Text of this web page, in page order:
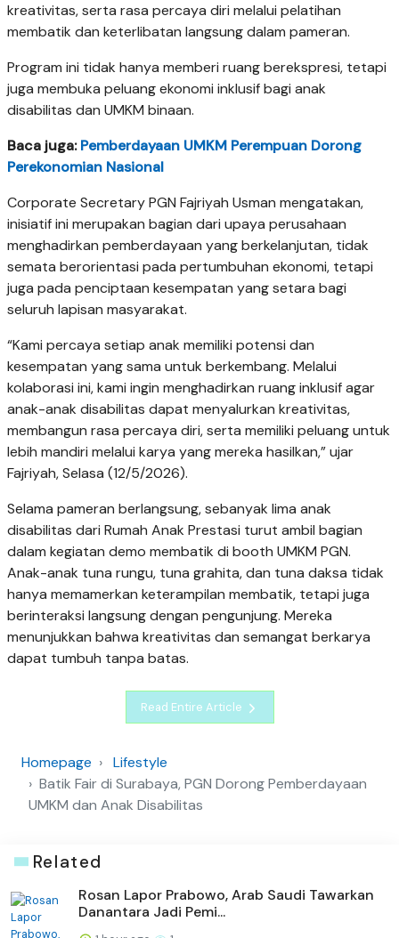
kreativitas, serta rasa percaya diri melalui pelatihan
membatik dan keterlibatan langsung dalam pameran.
Program ini tidak hanya memberi ruang berekspresi, tetapi
juga membuka peluang ekonomi inklusif bagi anak
disabilitas dan UMKM binaan.
Baca juga:Pemberdayaan UMKM Perempuan Dorong
Perekonomian Nasional
Corporate Secretary PGN Fajriyah Usman mengatakan,
inisiatif ini merupakan bagian dari upaya perusahaan
menghadirkan pemberdayaan yang berkelanjutan, tidak
semata berorientasi pada pertumbuhan ekonomi, tetapi
juga pada penciptaan kesempatan yang setara bagi
seluruh lapisan masyarakat.
“Kami percaya setiap anak memiliki potensi dan
kesempatan yang sama untuk berkembang. Melalui
kolaborasi ini, kami ingin menghadirkan ruang inklusif agar
anak-anak disabilitas dapat menyalurkan kreativitas,
membangun rasa percaya diri, serta memiliki peluang untuk
lebih mandiri melalui karya yang mereka hasilkan,” ujar
Fajriyah, Selasa (12/5/2026).
Selama pameran berlangsung, sebanyak lima anak
disabilitas dari Rumah Anak Prestasi turut ambil bagian
dalam kegiatan demo membatik di booth UMKM PGN.
Anak-anak tuna rungu, tuna grahita, dan tuna daksa tidak
hanya memamerkan keterampilan membatik, tetapi juga
berinteraksi langsung dengan pengunjung. Mereka
menunjukkan bahwa kreativitas dan semangat berkarya
dapat tumbuh tanpa batas.
Read Entire Article
Homepage
Lifestyle
Batik Fair di Surabaya, PGN Dorong Pemberdayaan
UMKM dan Anak Disabilitas
Related
Rosan Lapor Prabowo, Arab Saudi Tawarkan
Danantara Jadi Pemi...